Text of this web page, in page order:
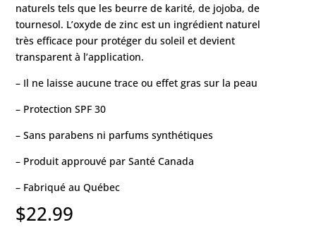
naturels tels que les beurre de karité, de jojoba, de
tournesol. L’oxyde de zinc est un ingrédient naturel
très efficace pour protéger du soleil et devient
transparent à l’application.
– Il ne laisse aucune trace ou effet gras sur la peau
– Protection SPF 30
– Sans parabens ni parfums synthétiques
– Produit approuvé par Santé Canada
– Fabriqué au Québec
$22.99